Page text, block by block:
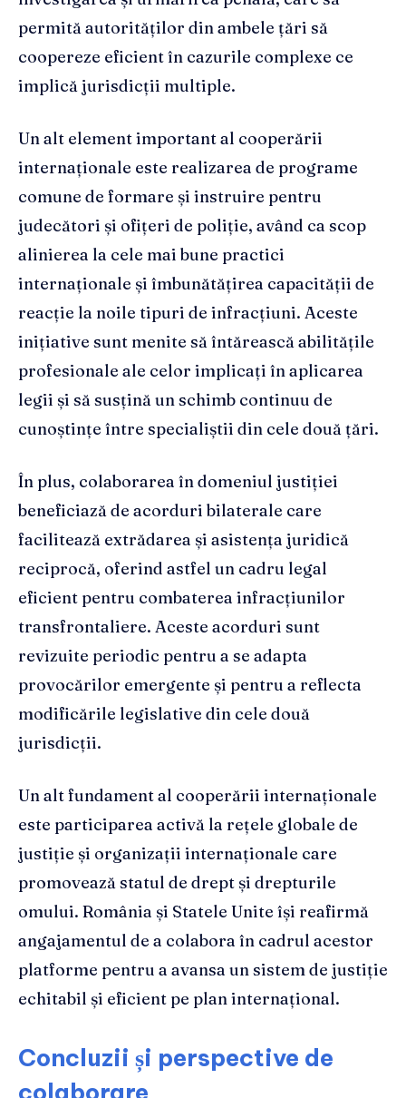
permită autorităților din ambele țări să
coopereze eficient în cazurile complexe ce
implică jurisdicții multiple.
Un alt element important al cooperării
internaționale este realizarea de programe
comune de formare și instruire pentru
judecători și ofițeri de poliție, având ca scop
alinierea la cele mai bune practici
internaționale și îmbunătățirea capacității de
reacție la noile tipuri de infracțiuni. Aceste
inițiative sunt menite să întărească abilitățile
profesionale ale celor implicați în aplicarea
legii și să susțină un schimb continuu de
cunoștințe între specialiștii din cele două țări.
În plus, colaborarea în domeniul justiției
beneficiază de acorduri bilaterale care
facilitează extrădarea și asistența juridică
reciprocă, oferind astfel un cadru legal
eficient pentru combaterea infracțiunilor
transfrontaliere. Aceste acorduri sunt
revizuite periodic pentru a se adapta
provocărilor emergente și pentru a reflecta
modificările legislative din cele două
jurisdicții.
Un alt fundament al cooperării internaționale
este participarea activă la rețele globale de
justiție și organizații internaționale care
promovează statul de drept și drepturile
omului. România și Statele Unite își reafirmă
angajamentul de a colabora în cadrul acestor
platforme pentru a avansa un sistem de justiție
echitabil și eficient pe plan internațional.
Concluzii și perspective de